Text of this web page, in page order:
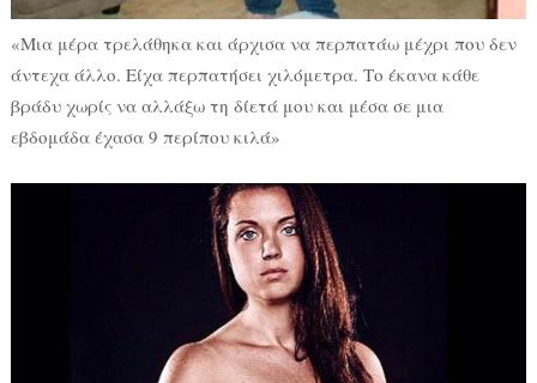
«Μια μέρα τρελάθηκα και άρχισα να περπατάω μέχρι που δεν
άντεχα άλλο. Είχα περπατήσει χιλόμετρα. Το έκανα κάθε
βράδυ χωρίς να αλλάξω τη δίετά μου και μέσα σε μια
εβδομάδα έχασα 9 περίπου κιλά»